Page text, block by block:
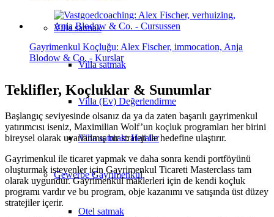
Villasatmak
Villa satmak
Villa (Ev) Değerlendirme
Villa satmak: Hatalar
GewerbeGayrimenkul
Otel satmak
Gayrimenkul Koçluğu: Alex Fischer, immocation, Anja
Blodow & Co. - Kurslar
Teklifler, Koçluklar & Sunumlar
Başlangıç seviyesinde olsanız da ya da zaten başarılı gayrimenkul
yatırımcısı iseniz, Maximilian Wolf’un koçluk programları her birini
bireysel olarak uyarlanmış bir strateji ile hedefine ulaştırır.
Gayrimenkul ile ticaret yapmak ve daha sonra kendi portföyünü
oluşturmak isteyenler için Gayrimenkul Ticareti Masterclass tam
olarak uygundur. Gayrimenkul maklerleri için de kendi koçluk
programı vardır ve bu program, obje kazanımı ve satışında üst düzey
stratejiler içerir.